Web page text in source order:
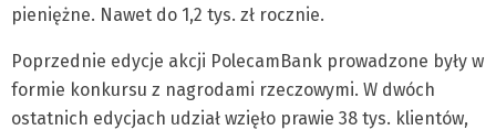
pieniężne. Nawet do 1,2 tys. zł rocznie.
Poprzednie edycje akcji PolecamBank prowadzone były w
formie konkursu z nagrodami rzeczowymi. W dwóch
ostatnich edycjach udział wzięło prawie 38 tys. klientów,